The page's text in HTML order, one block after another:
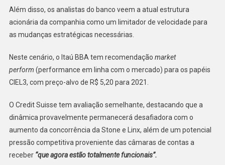
Além disso, os analistas do banco veem a atual estrutura
acionária da companhia como um limitador de velocidade para
as mudanças estratégicas necessárias.
Neste cenário, o Itaú BBA tem recomendação market
perform (performance em linha com o mercado) para os papéis
CIEL3, com preço-alvo de R$ 5,20 para 2021.
O Credit Suisse tem avaliação semelhante, destacando que a
dinâmica provavelmente permanecerá desafiadora com o
aumento da concorrência da Stone e Linx, além de um potencial
pressão competitiva proveniente das câmaras de contas a
receber“que agora estão totalmente funcionais”.